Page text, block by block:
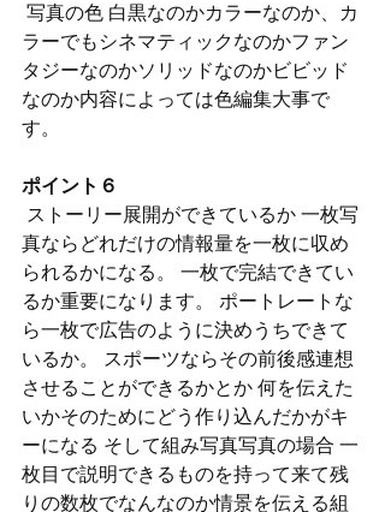
ラーでもシネマティックなのかファン
タジーなのかソリッドなのかビビッド
なのか内容によっては色編集大事で
す。
ポイント６
真ならどれだけの情報量を一枚に収め
られるかになる。 一枚で完結できてい
るか重要になります。 ポートレートな
ら一枚で広告のように決めうちできて
いるか。 スポーツならその前後感連想
させることができるかとか 何を伝えた
いかそのためにどう作り込んだかがキ
ーになる そして組み写真写真の場合 一
枚目で説明できるものを持って来て残
りの数枚でなんなのか情景を伝える組